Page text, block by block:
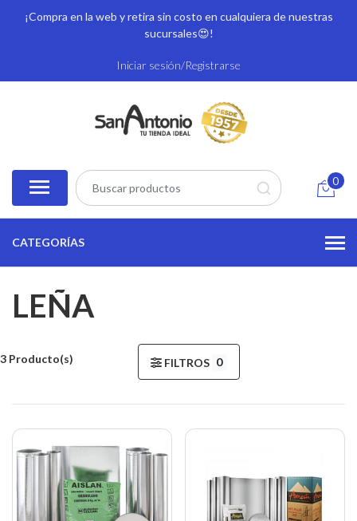
¡Compra en la web y retira sin costo en cualquiera de nuestras
sucursales😍!
Iniciar sesión/Registrarse
0
CATEGORÍAS
LEÑA
3 Producto(s) FILTROS 0